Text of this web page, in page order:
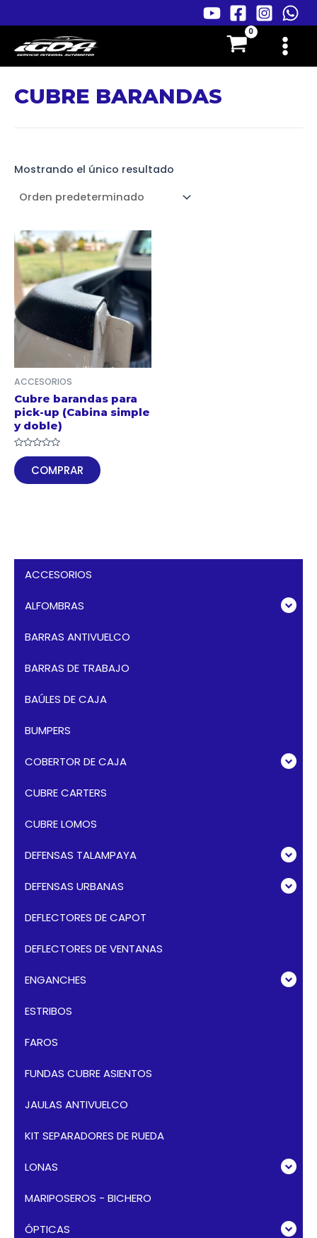
al
contenido
Main
Menu
ACCESORIOS
ALFOMBRAS
BARRAS ANTIVUELCO
BARRAS DE TRABAJO
BAÚLES DE CAJA
BUMPERS
COBERTOR DE CAJA
CUBRE CARTERS
CUBRE LOMOS
DEFENSAS TALAMPAYA
DEFENSAS URBANAS
DEFLECTORES DE CAPOT
DEFLECTORES DE VENTANAS
ENGANCHES
ESTRIBOS
FAROS
FUNDAS CUBRE ASIENTOS
JAULAS ANTIVUELCO
KIT SEPARADORES DE RUEDA
LONAS
MARIPOSEROS - BICHERO
ÓPTICAS
CUBRE BARANDAS
Mostrando el único resultado
ACCESORIOS
Cubre barandas para
pick-up (Cabina simple
y doble)
Valorado
en
0
de
COMPRAR